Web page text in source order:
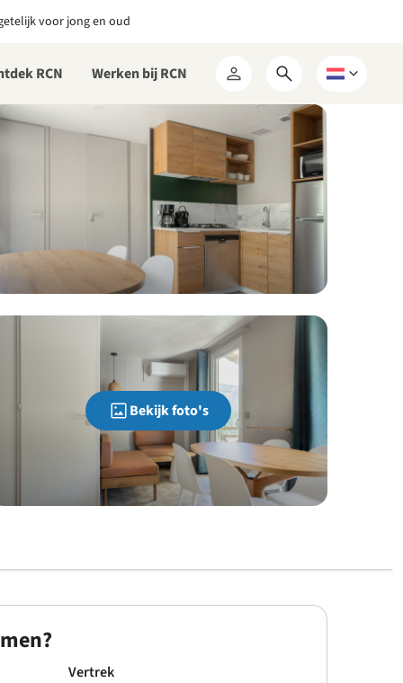
voor jong en oud
RCN Werken bij RCN
Mijn
RCN
Open
zoekformulier
Kies
taal
Bekijk foto's
Vertrek